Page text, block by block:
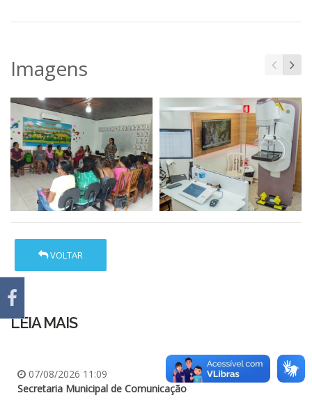
Imagens
VOLTAR
LEIA MAIS
07/08/2026 11:09
Secretaria Municipal de Comunicação